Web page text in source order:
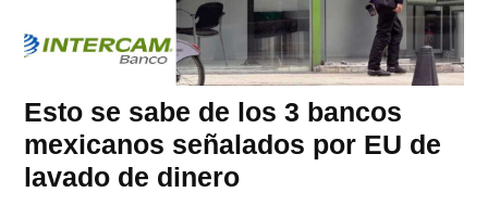
Esto se sabe de los 3 bancos
mexicanos señalados por EU de
lavado de dinero